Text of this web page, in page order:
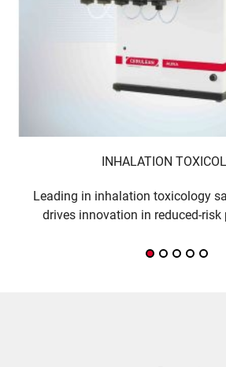
INHALATION
Leading in inhalation toxicology
drives innovation in reduced-risk